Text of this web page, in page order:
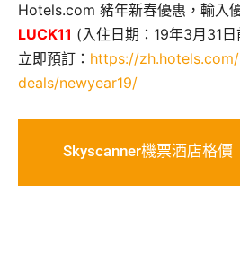
Hotels.com 豬年新春優惠，輸入
LUCK11 (入住日期：19年3月31日
立即預訂： https://
deals/newyear19/
Skyscanner機票酒店格價